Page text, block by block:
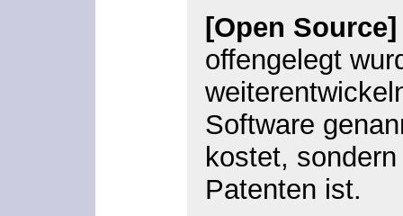
[Open Source]
offengelegt
Software
kostet,
Patenten ist.